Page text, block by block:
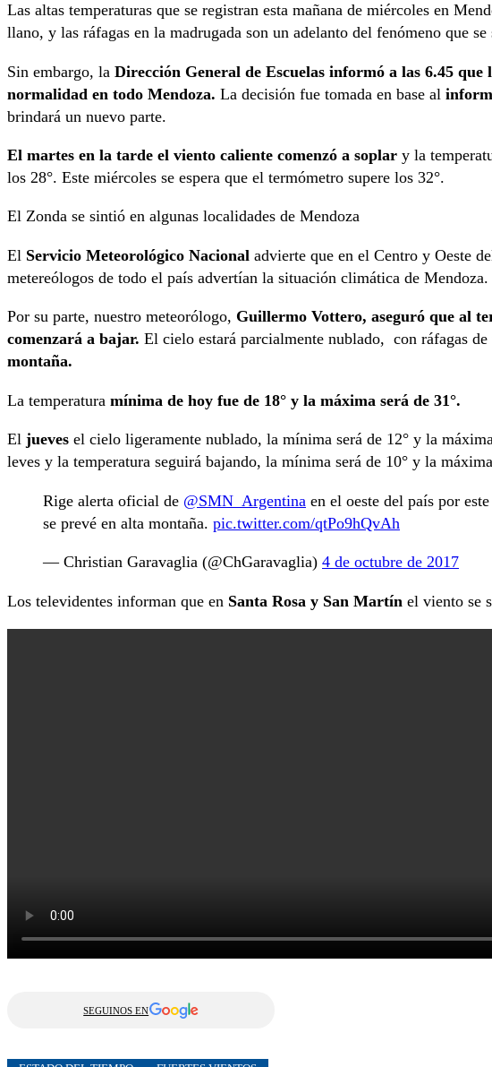
Las altas temperaturas que se registran esta mañana de miércoles en
llano, y las ráfagas en la madrugada son un adelanto del fenómeno que
Sin embargo, la Dirección General de Escuelas informó a las 6.45
normalidad en todo Mendoza. La decisión fue tomada en base al
brindará un nuevo parte.
El martes en la tarde el viento caliente comenzó a soplar y la
los 28°. Este miércoles se espera que el termómetro supere los 32°.
El Zonda se sintió en algunas localidades de Mendoza
El Servicio Meteorológico Nacional advierte que en el Centro y Oeste
metereólogos de todo el país advertían la situación climática de Mendoza.
Por su parte, nuestro meteorólogo, Guillermo Vottero, aseguró que al
comenzará a bajar. El cielo estará parcialmente nublado, con ráfagas
montaña.
La temperatura mínima de hoy fue de 18° y la máxima será de 31°.
El jueves el cielo ligeramente nublado, la mínima será de 12° y la
leves y la temperatura seguirá bajando, la mínima será de 10° y la
Rige alerta oficial de @SMN_Argentina en el oeste del país por
se prevé en alta montaña. pic.twitter.com/qtPo9hQvAh
— Christian Garavaglia (@ChGaravaglia) 4 de octubre de 2017
Los televidentes informan que en Santa Rosa y San Martín el viento se
SEGUINOS EN